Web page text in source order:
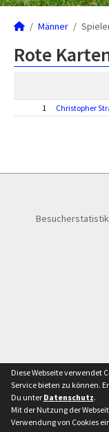
Männer
Rote
1 Christopher
Besucherstatistik
Diese Webseite verwendet
Service bieten zu können.
Du unter Datenschutz.
Mit der Nutzung der
Verwendung von Cookies